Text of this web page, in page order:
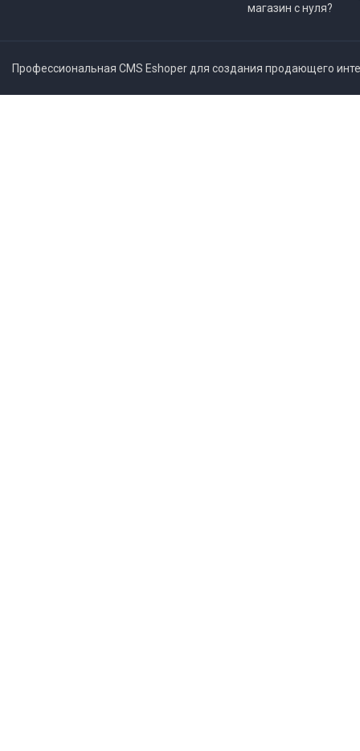
магазин с нуля?
Профессиональная CMS Eshoper для создания продающего